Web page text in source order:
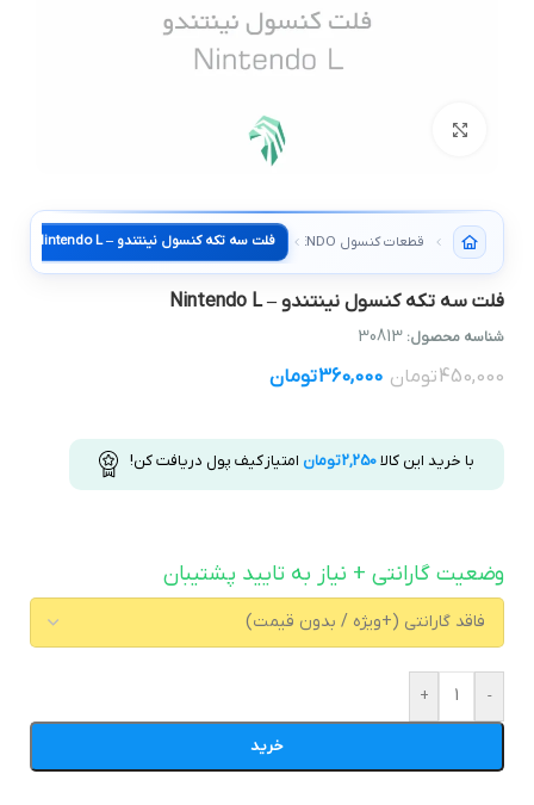
قطعات کنسول NINTENDO فلت سه تکه کنسول نینتندو – Nintendo L
فلت سه تکه کنسول نینتندو – Nintendo L
شناسه محصول: 30813
450,000تومان 360,000تومان
با خرید این کالا2,250تومان امتیاز کیف پول دریافت کن!
وضعیت گارانتی + نیاز به تایید پشتیبان
-
+
خرید